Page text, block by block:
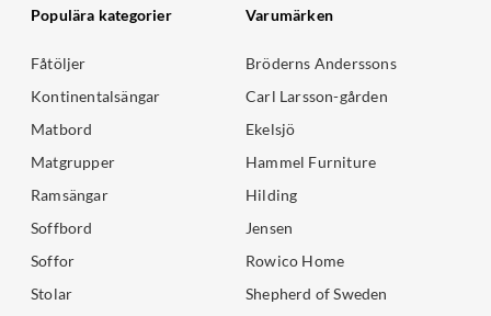
Populära kategorier
Fåtöljer
Kontinentalsängar
Matbord
Matgrupper
Ramsängar
Soffbord
Soffor
Stolar
Varumärken
Bröderns Anderssons
Carl Larsson-gården
Ekelsjö
Hammel Furniture
Hilding
Jensen
Rowico Home
Shepherd of Sweden